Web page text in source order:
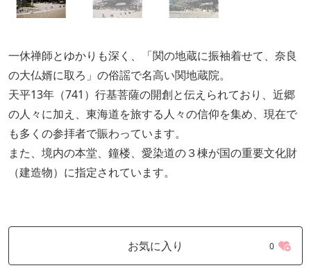
一休禅師とゆかりも深く、「関の地蔵に振袖着せて、奈良
の大仏婿に取ろ」の俗謡で名高い関地蔵院。
天平13年（741）行基菩薩の開創と伝えられており、近郷
の人々に加え、東海道を旅する人々の信仰を集め、現在で
も多くの参拝者で賑わっています。
また、境内の本堂、鐘楼、愛染道の３棟が国の重要文化財
（建造物）に指定されています。
お気に入り 0